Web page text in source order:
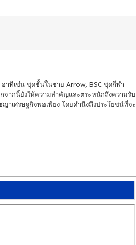
าทิเช่น ชุดชั้นในชาย Arrow, BSC ชุดกีฬา
กจากนี้ยังให้ความสำคัญและตระหนักถึงความรับ
าเศรษฐกิจพอเพียง โดยคำนึงถึงประโยชน์ที่จะ